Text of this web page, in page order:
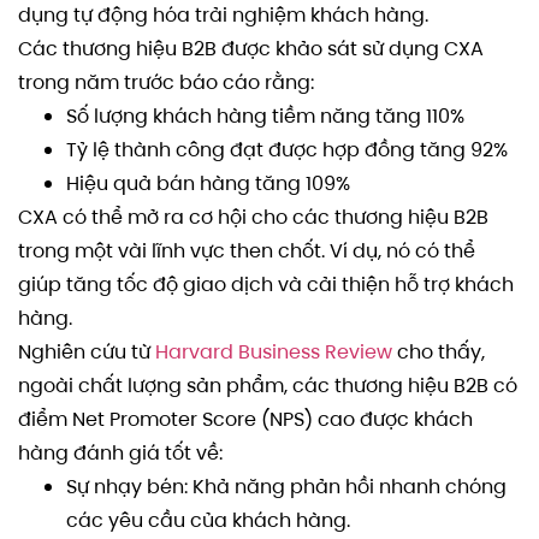
dụng tự động hóa trải nghiệm khách hàng.
Các thương hiệu B2B được khảo sát sử dụng CXA
trong năm trước báo cáo rằng:
Số lượng khách hàng tiềm năng tăng 110%
Tỷ lệ thành công đạt được hợp đồng tăng 92%
Hiệu quả bán hàng tăng 109%
CXA có thể mở ra cơ hội cho các thương hiệu B2B
trong một vài lĩnh vực then chốt. Ví dụ, nó có thể
giúp tăng tốc độ giao dịch và cải thiện hỗ trợ khách
hàng.
Nghiên cứu từHarvard Business Reviewcho thấy,
ngoài chất lượng sản phẩm, các thương hiệu B2B có
điểm Net Promoter Score (NPS) cao được khách
hàng đánh giá tốt về:
Sự nhạy bén: Khả năng phản hồi nhanh chóng
các yêu cầu của khách hàng.